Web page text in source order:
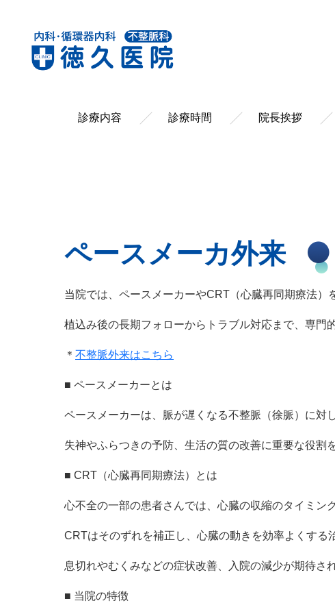
診療内容 診療時間 院長挨拶
ペースメーカ外来
当院では、ペースメーカーやCRT（心臓再同期療法）
植込み後の長期フォローからトラブル対応まで、専門
＊ 不整脈外来はこちら
■ ペースメーカーとは
ペースメーカーは、脈が遅くなる不整脈（徐脈）に対
失神やふらつきの予防、生活の質の改善に重要な役割
■ CRT（心臓再同期療法）とは
心不全の一部の患者さんでは、心臓の収縮のタイミン
CRTはそのずれを補正し、心臓の動きを効率よくする
息切れやむくみなどの症状改善、入院の減少が期待さ
■ 当院の特徴